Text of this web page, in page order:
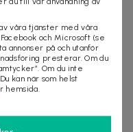
våra tjänster med våra
och Microsoft (se
annonser på och utanför
presterar. Om du
Om du inte
kan när som helst
hemsida.